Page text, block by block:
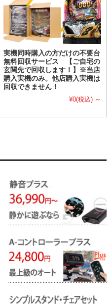
実機同時購入の方だけの不要台
無料回収サービス 【ご自宅の
玄関先で回収します！】※当店
購入実機のみ。他店購入実機は
回収できません！
¥0(税込) ～